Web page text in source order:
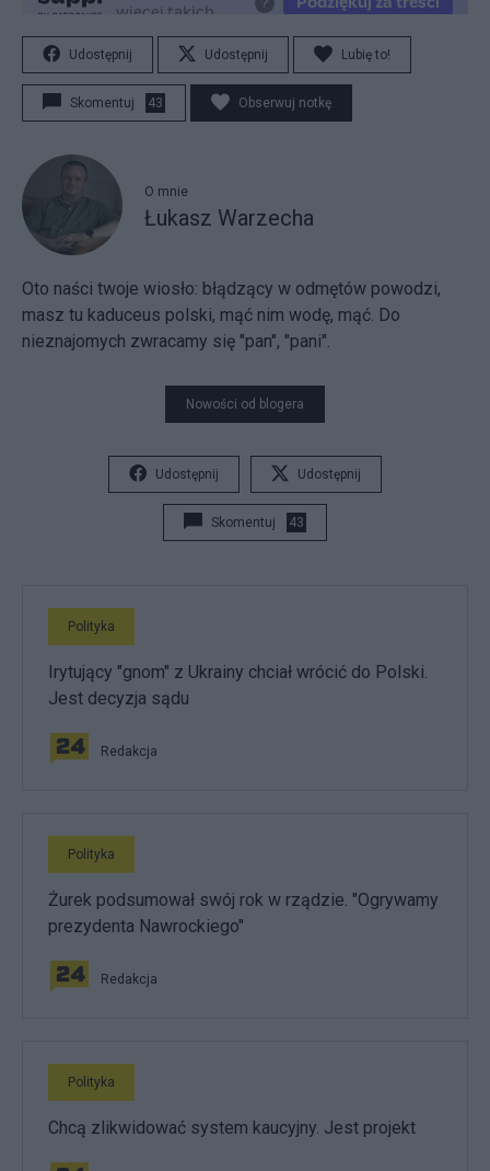
Udostępnij Udostępnij Lubię to!
Skomentuj 43 Obserwuj notkę
O mnie
Łukasz Warzecha
Oto naści twoje wiosło: błądzący w odmętów powodzi,
masz tu kaduceus polski, mąć nim wodę, mąć. Do
nieznajomych zwracamy się "pan", "pani".
Nowości od blogera
Udostępnij Udostępnij
Skomentuj 43
Polityka
Irytujący "gnom" z Ukrainy chciał wrócić do Polski.
Jest decyzja sądu
Redakcja
Polityka
Żurek podsumował swój rok w rządzie. "Ogrywamy
prezydenta Nawrockiego"
Redakcja
Polityka
Chcą zlikwidować system kaucyjny. Jest projekt